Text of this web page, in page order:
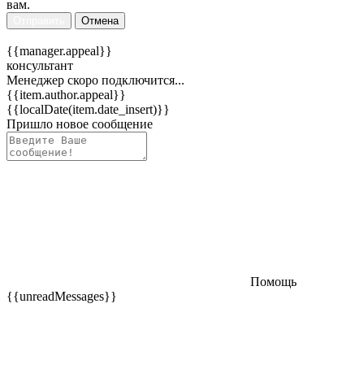
вам.
Отмена
{{manager.appeal}}
консультант
Менеджер скоро подключится...
{{item.author.appeal}}
{{localDate(item.date_insert)}}
Пришло новое сообщение
Помощь
{{unreadMessages}}